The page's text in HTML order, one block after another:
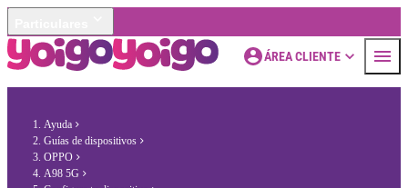
ÁREA CLIENTE
Ayuda
Guías de dispositivos
OPPO
A98 5G